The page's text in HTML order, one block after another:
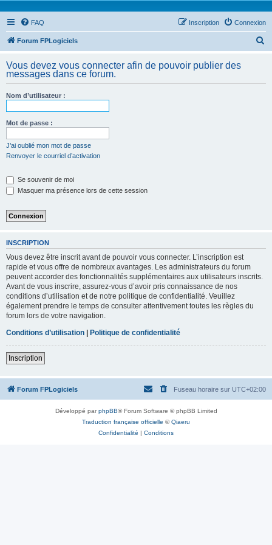
FAQ Connexion
Inscription
Forum FPLogiciels
h
Vous devez vous connecter afin de pouvoir publier des
messages dans ce forum.
Nom d’utilisateur :
Mot de passe :
J’ai oublié mon mot de passe
Renvoyer le courriel d’activation
Se souvenir de moi
Masquer ma présence lors de cette session
INSCRIPTION
Vous devez être inscrit avant de pouvoir vous connecter. L’inscription est
rapide et vous offre de nombreux avantages. Les administrateurs du forum
peuvent accorder des fonctionnalités supplémentaires aux utilisateurs inscrits.
Avant de vous inscrire, assurez-vous d’avoir pris connaissance de nos
conditions d’utilisation et de notre politique de confidentialité. Veuillez
également prendre le temps de consulter attentivement toutes les règles du
forum lors de votre navigation.
Conditions d’utilisation | Politique de confidentialité
Inscription
Forum FPLogiciels Fuseau horaire sur UTC+02:00
Développé parphpBB® Forum Software © phpBB Limited
Traduction française officielle ©Qiaeru
Confidentialité | Conditions